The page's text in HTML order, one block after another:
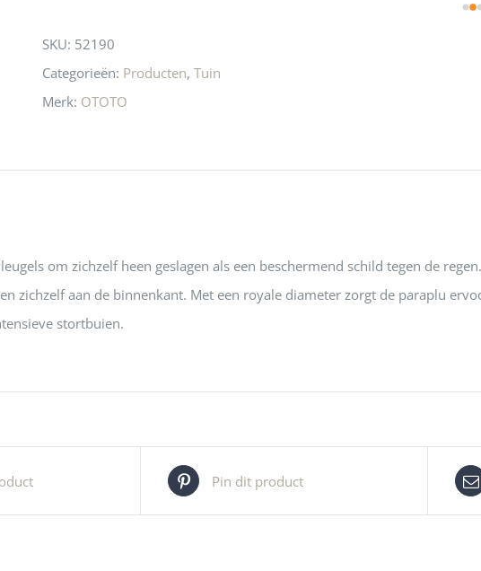
gezellig SKU: 52190
Categorieën: Producten, Tuin
Merk: OTOTO
om zichzelf heen geslagen als een beschermend schild tegen de
zichzelf aan de binnenkant. Met een royale diameter zorgt de paraplu
stortbuien.
Pin dit product